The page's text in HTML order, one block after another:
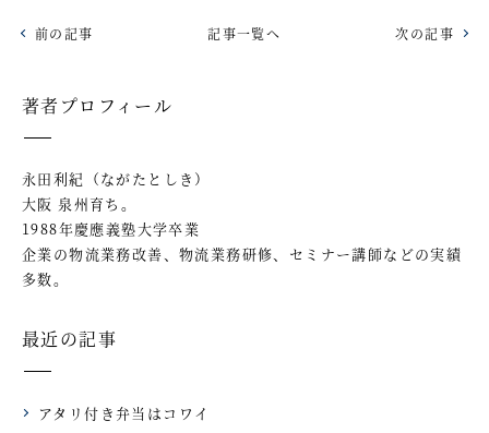
前の記事 記事一覧へ 次の記事
著者プロフィール
永田利紀（ながたとしき）
大阪 泉州育ち。
1988年慶應義塾大学卒業
企業の物流業務改善、物流業務研修、セミナー講師などの実績
多数。
最近の記事
アタリ付き弁当はコワイ